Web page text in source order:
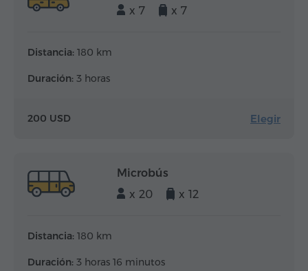
x 7
x 7
Distancia: 180 km
Duración: 3 horas
200 USD Elegir
Microbús
x 20
x 12
Distancia: 180 km
Duración: 3 horas 16 minutos